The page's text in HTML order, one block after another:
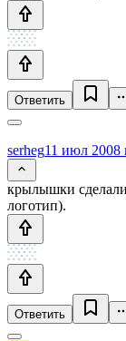
Ответить
serheg11 июл 2008
крылышки
логотип).
Ответить